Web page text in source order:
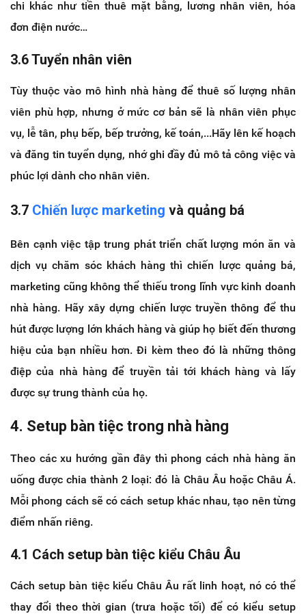
chi khác như tiền thuê mặt bằng, lương nhân viên, hóa
đơn điện nước…
3.6 Tuyển nhân viên
Tùy thuộc vào mô hình nhà hàng để thuê số lượng nhân
viên phù hợp, nhưng ở mức cơ bản sẽ là nhân viên phục
vụ, lễ tân, phụ bếp, bếp trưởng, kế toán,...Hãy lên kế hoạch
và đăng tin tuyển dụng, nhớ ghi đầy đủ mô tả công việc và
phúc lợi dành cho nhân viên.
3.7 Chiến lược marketing và quảng bá
Bên cạnh việc tập trung phát triển chất lượng món ăn và
dịch vụ chăm sóc khách hàng thì chiến lược quảng bá,
marketing cũng không thể thiếu trong lĩnh vực kinh doanh
nhà hàng. Hãy xây dựng chiến lược truyền thông để thu
hút được lượng lớn khách hàng và giúp họ biết đến thương
hiệu của bạn nhiều hơn. Đi kèm theo đó là những thông
điệp của nhà hàng để truyền tải tới khách hàng và lấy
được sự trung thành của họ.
4. Setup bàn tiệc trong nhà hàng
Theo các xu hướng gần đây thì phong cách nhà hàng ăn
uống được chia thành 2 loại: đó là Châu Âu hoặc Châu Á.
Mỗi phong cách sẽ có cách setup khác nhau, tạo nên từng
điểm nhấn riêng.
4.1 Cách setup bàn tiệc kiểu Châu Âu
Cách setup bàn tiệc kiểu Châu Âu rất linh hoạt, nó có thể
thay đổi theo thời gian (trưa hoặc tối) để có kiểu setup